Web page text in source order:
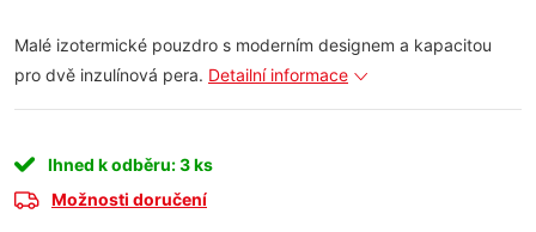
Malé izotermické pouzdro s moderním designem a kapacitou
pro dvě inzulínová pera. Detailní informace
Ihned k odběru: 3 ks
Možnosti doručení